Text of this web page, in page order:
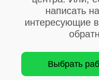
написать
интересующие
Выбрать